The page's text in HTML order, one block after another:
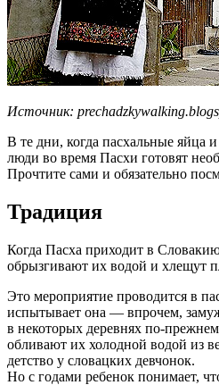
Источник:
В те дни, когда пасхальные яйца
люди во время Пасхи готовят
Прочтите сами и обязательно
Традиция
Когда Пасха приходит в
обрызгивают их водой и хлещут
Это мероприятие проводится в
испытывает она — впрочем,
в некоторых деревнях по-
обливают их холодной водой из
детство у словацких девчонок.
Но с годами ребенок понимает,